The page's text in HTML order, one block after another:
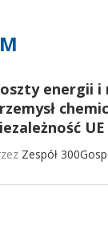
energii i
UE
Zespół